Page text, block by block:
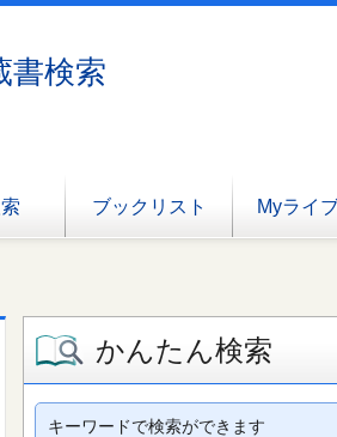
検索
ブックリスト Myライ
かんたん検索
キーワードで検索ができます